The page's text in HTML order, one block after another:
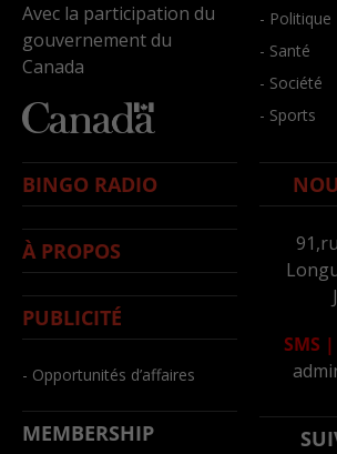
Avec la participation du
gouvernement du
Canada
- Politique
- Santé
- Société
- Sports
BINGO RADIO
À PROPOS
PUBLICITÉ
- Opportunités d’affaires
MEMBERSHIP
SMS |